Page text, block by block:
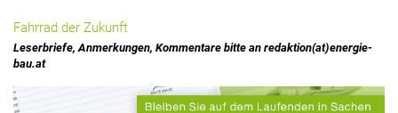
Fahrrad der Zukunft
Leserbriefe, Anmerkungen, Kommentare bitte an redaktion(at)energie-
bau.at